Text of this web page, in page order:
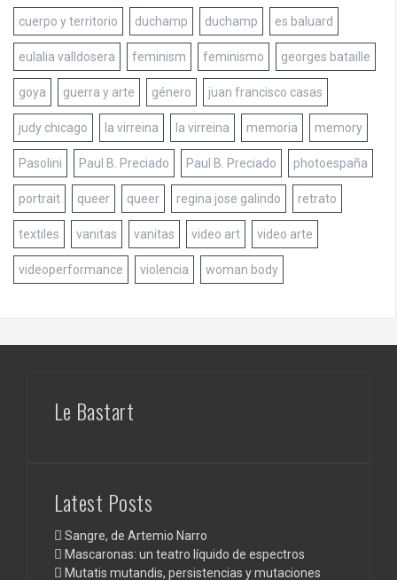
cuerpo y territorio duchamp duchamp es baluard
eulalia valldosera feminism feminismo georges bataille
goya guerra y arte género juan francisco casas
judy chicago la virreina la virreina memoria memory
Pasolini Paul B. Preciado Paul B. Preciado photoespaña
portrait queer queer regina jose galindo retrato
textiles vanitas vanitas video art video arte
videoperformance violencia woman body
Le Bastart
Latest Posts
Sangre, de Artemio Narro
Mascaronas: un teatro líquido de espectros
Mutatis mutandis, persistencias y mutaciones